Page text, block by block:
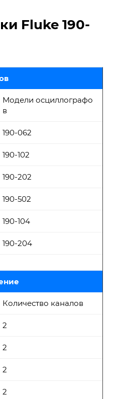
Fluke 190-
Модели осциллографо
в
190-062
190-102
190-202
190-502
190-104
190-204
Количество каналов
2
2
2
2